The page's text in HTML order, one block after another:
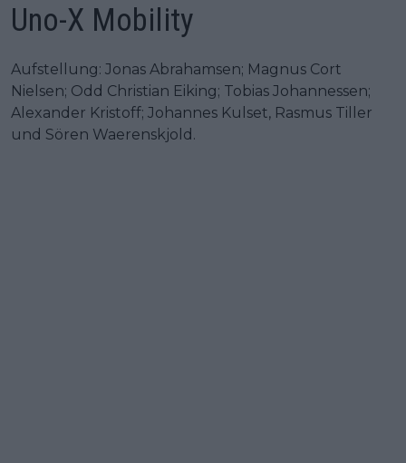
Uno-X Mobility
Aufstellung: Jonas Abrahamsen; Magnus Cort
Nielsen; Odd Christian Eiking; Tobias Johannessen;
Alexander Kristoff; Johannes Kulset, Rasmus Tiller
und Sören Waerenskjold.